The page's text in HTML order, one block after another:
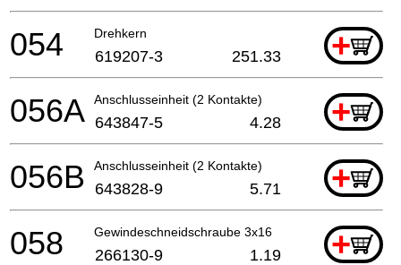
Drehkern +
054 619207-3 251.33
Anschlusseinheit (2 Kontakte) +
056A 643847-5 4.28
Anschlusseinheit (2 Kontakte) +
056B 643828-9 5.71
Gewindeschneidschraube 3x16 +
058 266130-9 1.19